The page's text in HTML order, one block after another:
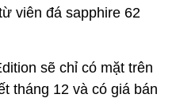
viên đá sapphire 62
sẽ chỉ có mặt trên
tháng 12 và có giá bán